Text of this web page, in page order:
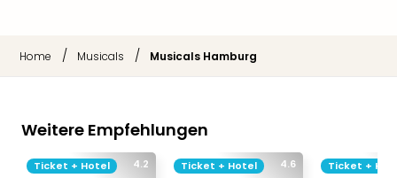
Home / Musicals / Musicals Hamburg
Weitere Empfehlungen
4.2
Ticket + Hotel 4.6
Ticket + Hotel Ticket +